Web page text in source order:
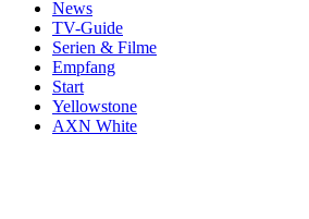
News
TV-Guide
Serien & Filme
Empfang
Start
Yellowstone
AXN White